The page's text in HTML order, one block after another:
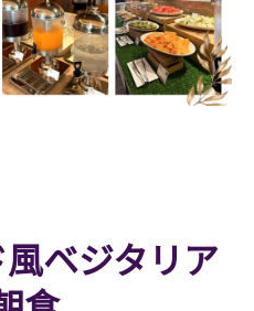
ベジタリア